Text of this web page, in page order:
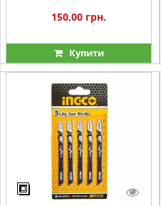
150,00 грн.
Купити